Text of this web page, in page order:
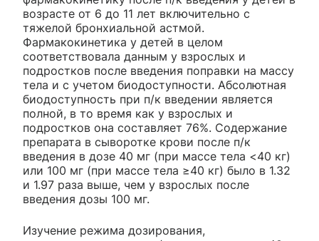
возрасте от 6 до 11 лет включительно с
тяжелой бронхиальной астмой.
Фармакокинетика у детей в целом
соответствовала данным у взрослых и
подростков после введения поправки на массу
тела и с учетом биодоступности. Абсолютная
биодоступность при п/к введении является
полной, в то время как у взрослых и
подростков она составляет 76%. Содержание
препарата в сыворотке крови после п/к
введения в дозе 40 мг (при массе тела <40 кг)
или 100 мг (при массе тела ≥40 кг) было в 1.32
и 1.97 раза выше, чем у взрослых после
введения дозы 100 мг.
Изучение режима дозирования,